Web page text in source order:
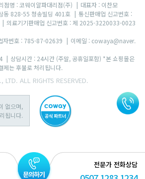
점명 : 코웨이알파대리점(주) | 대표자 : 이찬모
동 828-55 청송빌딩 401호 | 통신판매업 신고번호 :
| 의료기기판매업 신고번호 : 제 2025-3220033-0023
자번호 : 785-87-02639 | 이메일 : cowaya@naver.
| 상담시간 : 24시간 (주말, 공휴일포함) *본 쇼핑몰은
제는 후불로 처리됩니다.
LTD. ALL RIGHTS RESERVED.
없으며,
됩니다.
전문가 전화상담